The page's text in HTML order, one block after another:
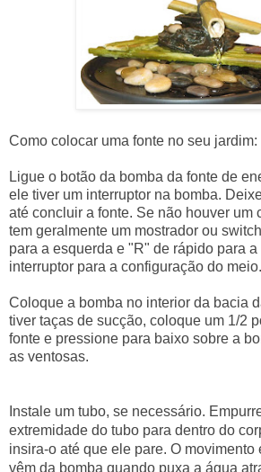
Como colocar uma fonte no seu jardim:
Ligue o botão da bomba da fonte de
ele tiver um interruptor na bomba.
até concluir a fonte. Se não houver um
tem geralmente um mostrador ou
para a esquerda e "R" de rápido para
interruptor para a configuração do meio.
Coloque a bomba no interior da bacia
tiver taças de sucção, coloque um 1/2
fonte e pressione para baixo sobre a
as ventosas.
Instale um tubo, se necessário.
extremidade do tubo para dentro do
insira-o até que ele pare. O movimento
vêm da bomba quando puxa a água